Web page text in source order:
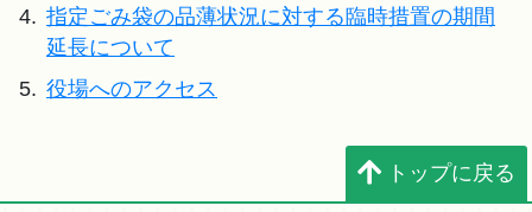
4. 指定ごみ袋の品薄状況に対する臨時措置の期間
延長について
5. 役場へのアクセス
トップに戻る